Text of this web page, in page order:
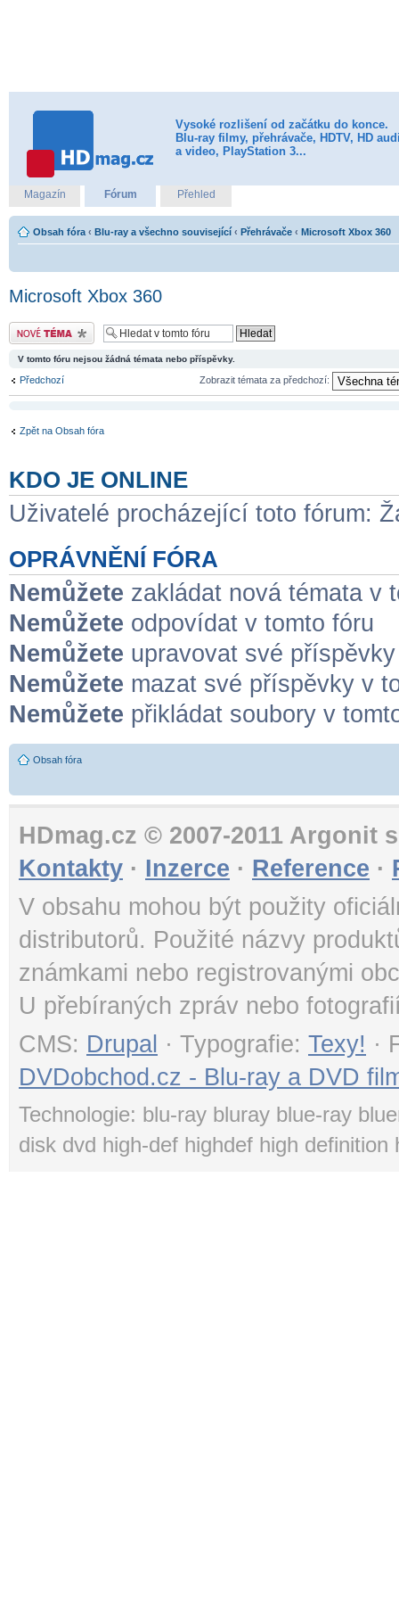
Vysoké rozlišení od začátku do konce.
Blu-ray filmy, přehrávače, HDTV, HD
a video, PlayStation 3...
Magazín Fórum Přehled
Obsah fóra ‹ Blu-ray a všechno související ‹ Přehrávače ‹ Microsoft Xbox 360
Microsoft Xbox 360
Odeslat nové téma
V tomto fóru nejsou žádná témata nebo příspěvky.
Předchozí Zobrazit témata za předchozí:
Zpět na Obsah fóra
KDO JE ONLINE
Uživatelé procházející toto fórum:
OPRÁVNĚNÍ FÓRA
Nemůžete zakládat nová témata v
Nemůžete odpovídat v tomto fóru
Nemůžete upravovat své
Nemůžete mazat své příspěvky v
Nemůžete přikládat soubory v
Obsah fóra
HDmag.cz © 2007-2011 Argonit
Kontakty · Inzerce · Reference ·
V obsahu mohou být použity
distributorů. Použité názvy
známkami nebo registrovanými
U přebíraných zpráv nebo
CMS: Drupal · Typografie: Texy! ·
DVDobchod.cz - Blu-ray a DVD
Technologie: blu-ray bluray blue-ray
disk dvd high-def highdef high